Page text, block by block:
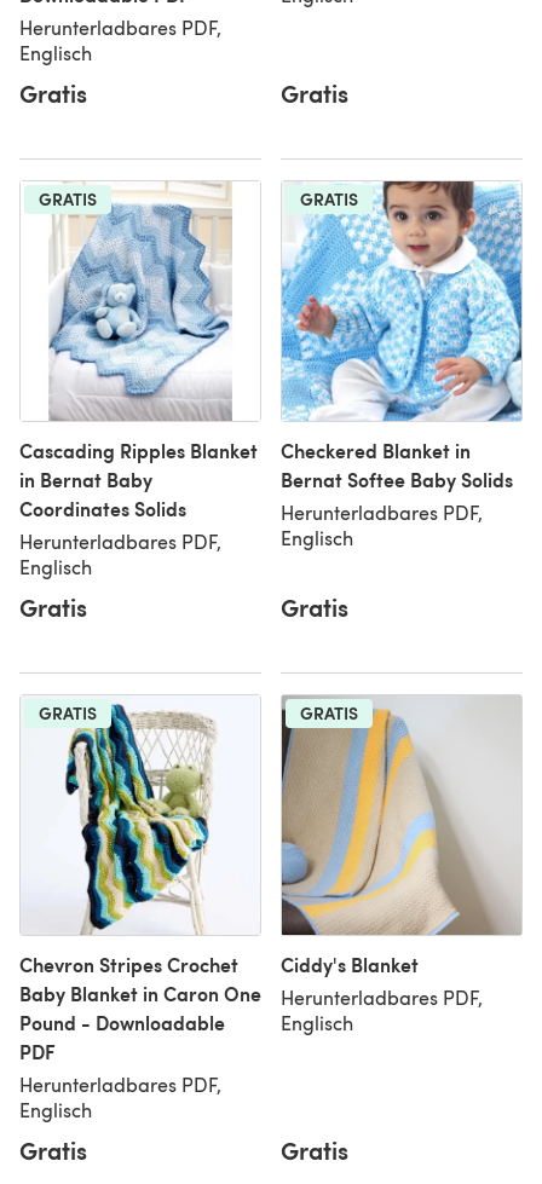
Herunterladbares PDF,
Englisch
Gratis Gratis
GRATIS
Cascading Ripples Blanket
in Bernat Baby
Coordinates Solids
Herunterladbares PDF,
Englisch
Gratis
GRATIS
Checkered Blanket in
Bernat Softee Baby Solids
Herunterladbares PDF,
Englisch
Gratis
GRATIS
Chevron Stripes Crochet
Baby Blanket in Caron One
Pound - Downloadable
PDF
Herunterladbares PDF,
Englisch
Gratis
GRATIS
Ciddy's Blanket
Herunterladbares PDF,
Englisch
Gratis